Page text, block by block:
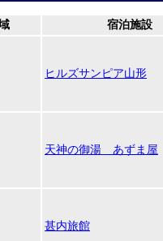
宿泊施設
ヒルズサンピア山形
天神の御湯 あずま屋
甚内旅館